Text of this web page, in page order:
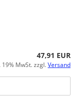
47,91 EUR
19% MwSt. zzgl.Versand